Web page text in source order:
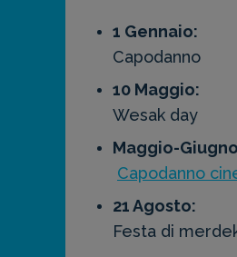
1 Gennaio:
Capodanno
10 Maggio:
Wesak day
Maggio-
Capodanno
21 Agosto:
Festa di